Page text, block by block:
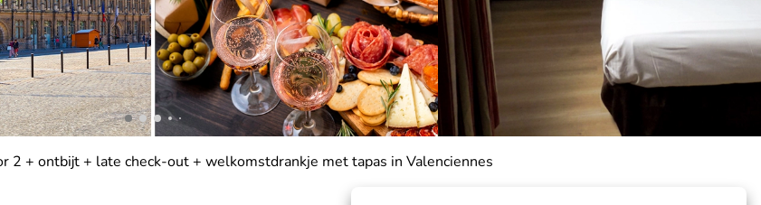
2 + ontbijt + late check-out + welkomstdrankje met tapas in Valenciennes